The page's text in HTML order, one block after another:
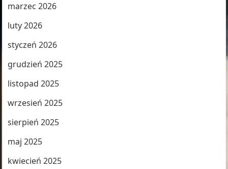
marzec 2026
luty 2026
styczeń 2026
grudzień 2025
listopad 2025
wrzesień 2025
sierpień 2025
maj 2025
kwiecień 2025